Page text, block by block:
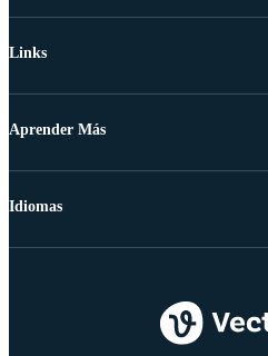
Links
Aprender Más
Idiomas